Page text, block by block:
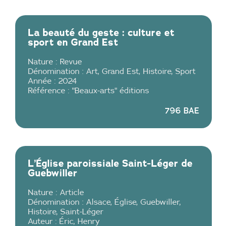
La beauté du geste : culture et
sport en Grand Est
Nature : Revue
Dénomination : Art, Grand Est, Histoire, Sport
Année : 2024
Référence : "Beaux-arts" éditions
796 BAE
L’Église paroissiale Saint-Léger de
Guebwiller
Nature : Article
Dénomination : Alsace, Église, Guebwiller,
Histoire, Saint-Léger
Auteur : Éric, Henry